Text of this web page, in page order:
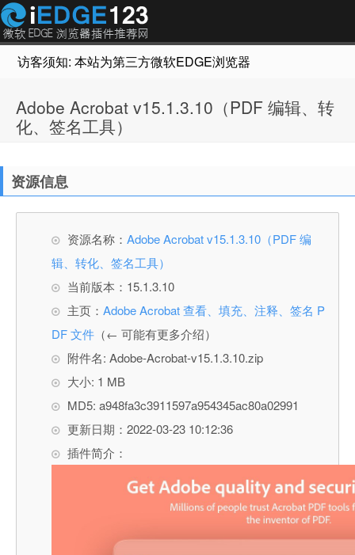
访客须知: 本站为第三方微软EDGE浏览器插件推荐网站，
Adobe Acrobat v15.1.3.10（PDF 编辑、转
化、签名工具）
资源信息
资源名称： Adobe Acrobat v15.1.3.10（PDF 编
辑、转化、签名工具）
当前版本：15.1.3.10
主页： Adobe Acrobat 查看、填充、注释、签名 P
DF 文件 （← 可能有更多介绍）
附件名: Adobe-Acrobat-v15.1.3.10.zip
大小: 1 MB
MD5: a948fa3c3911597a954345ac80a02991
更新日期：2022-03-23 10:12:36
插件简介：